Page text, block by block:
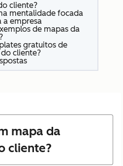
cliente?
mentalidade focada
a empresa
de mapas da
gratuitos de
cliente?
mapa da
cliente?